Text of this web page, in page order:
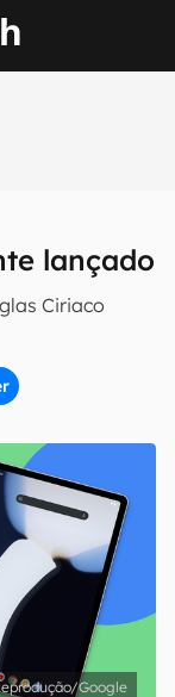
lançado
Ciriaco
primeira
Termos de
Google